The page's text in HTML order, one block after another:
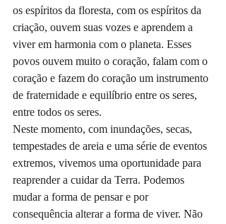
os espíritos da floresta, com os espíritos da
criação, ouvem suas vozes e aprendem a
viver em harmonia com o planeta. Esses
povos ouvem muito o coração, falam com o
coração e fazem do coração um instrumento
de fraternidade e equilíbrio entre os seres,
entre todos os seres.
Neste momento, com inundações, secas,
tempestades de areia e uma série de eventos
extremos, vivemos uma oportunidade para
reaprender a cuidar da Terra. Podemos
mudar a forma de pensar e por
consequência alterar a forma de viver. Não